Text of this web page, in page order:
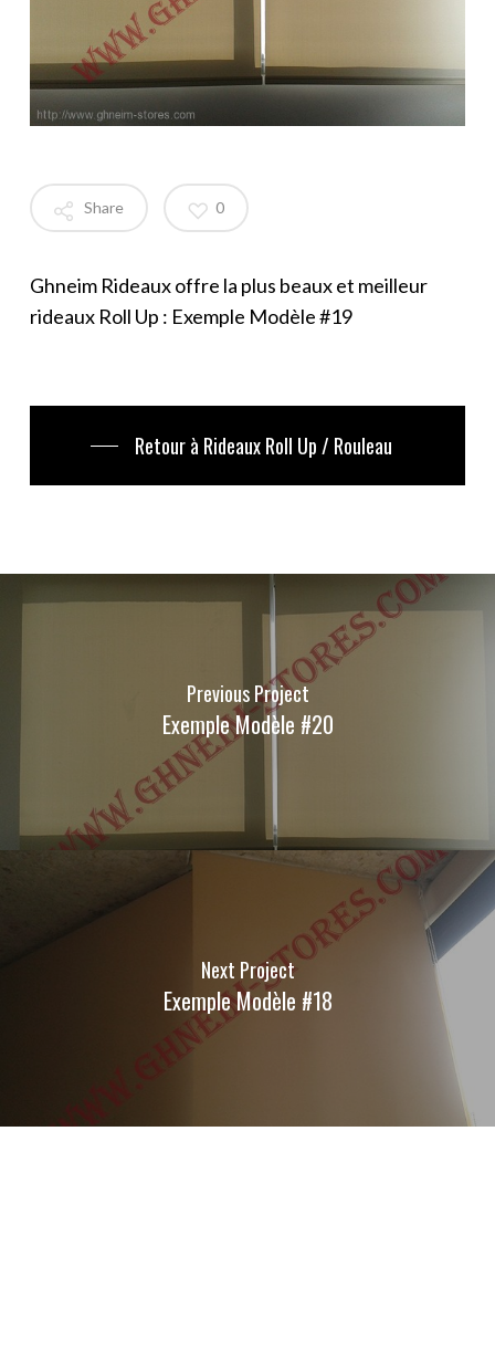
Share 0
Ghneim Rideaux offre la plus beaux et meilleur
rideaux Roll Up : Exemple Modèle #19
Retour à Rideaux Roll Up / Rouleau
Previous Project
Exemple Modèle #20
Next Project
Exemple Modèle #18